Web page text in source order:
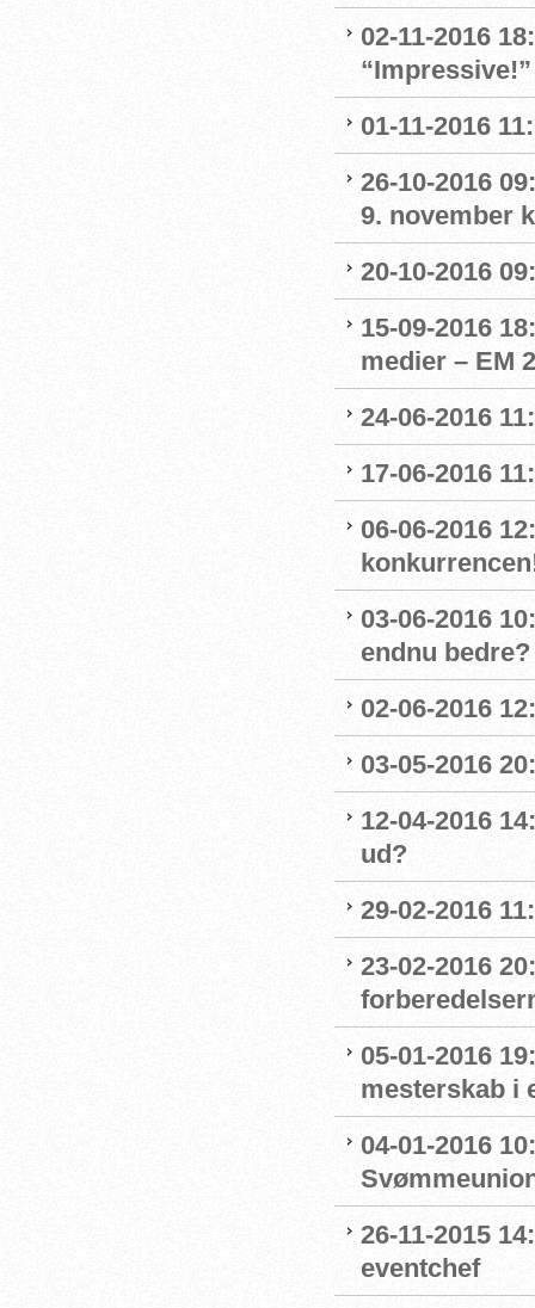
02-11-2016
“Impressive!”
01-11-2016
26-10-2016
9. november
20-10-2016
15-09-2016
medier – EM
24-06-2016
17-06-2016
06-06-2016
03-06-2016
endnu bedre?
02-06-2016
03-05-2016
12-04-2016
ud?
29-02-2016
23-02-2016
05-01-2016
mesterskab i
04-01-2016
26-11-2015
eventchef